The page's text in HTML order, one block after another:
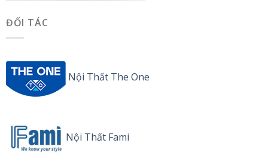
ĐỐI TÁC
Nội Thất The One
Nội Thất Fami